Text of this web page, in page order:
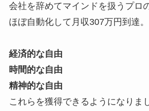
会社を辞めてマインドを扱うプロ
ほぼ自動化して月収307万円到達。
経済的な自由
時間的な自由
精神的な自由
これらを獲得できるようになりま